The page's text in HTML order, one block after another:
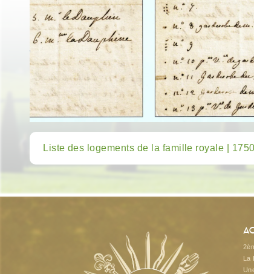
Liste des logements de la famille royale | 1750
La